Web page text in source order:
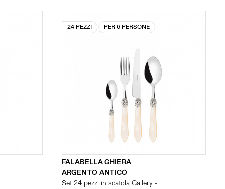
24 PEZZI PER 6 PERSONE
FALABELLA GHIERA
ARGENTO ANTICO
Set 24 pezzi in scatola Gallery -